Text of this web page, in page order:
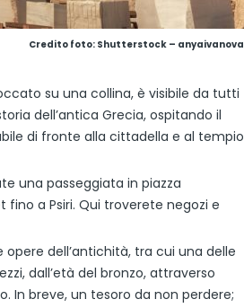
Credito foto: Shutterstock – anyaivanova
su una collina, è visibile da tutti
dell’antica Grecia, ospitando il
di fronte alla cittadella e al tempio
una passeggiata in piazza
fino a Psiri. Qui troverete negozi e
opere dell’antichità, tra cui una delle
dall’età del bronzo, attraverso
In breve, un tesoro da non perdere;